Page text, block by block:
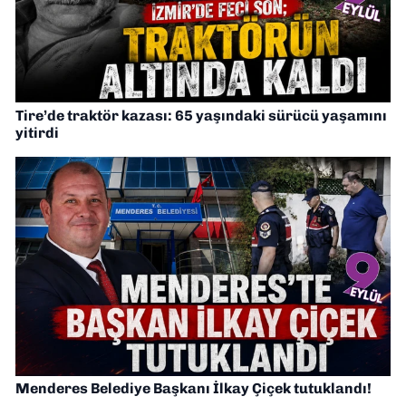
Tire’de traktör kazası: 65 yaşındaki sürücü yaşamını
yitirdi
Menderes Belediye Başkanı İlkay Çiçek tutuklandı!